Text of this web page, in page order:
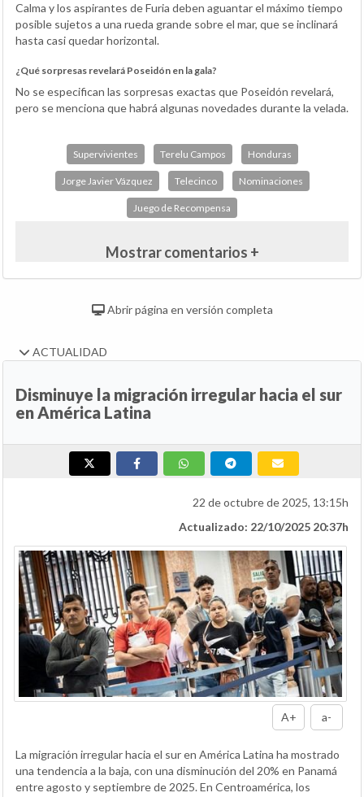
Calma y los aspirantes de Furia deben aguantar el máximo tiempo
posible sujetos a una rueda grande sobre el mar, que se inclinará
hasta casi quedar horizontal.
¿Qué sorpresas revelará Poseidón en la gala?
No se especifican las sorpresas exactas que Poseidón revelará,
pero se menciona que habrá algunas novedades durante la velada.
Supervivientes Terelu Campos Honduras
Jorge Javier Vázquez Telecinco Nominaciones
Juego de Recompensa
Mostrar comentarios +
Abrir página en versión completa
ACTUALIDAD
Disminuye la migración irregular hacia el sur
en América Latina
22 de octubre de 2025, 13:15h
Actualizado: 22/10/2025 20:37h
A+ a-
La migración irregular hacia el sur en América Latina ha mostrado
una tendencia a la baja, con una disminución del 20% en Panamá
entre agosto y septiembre de 2025. En Centroamérica, los